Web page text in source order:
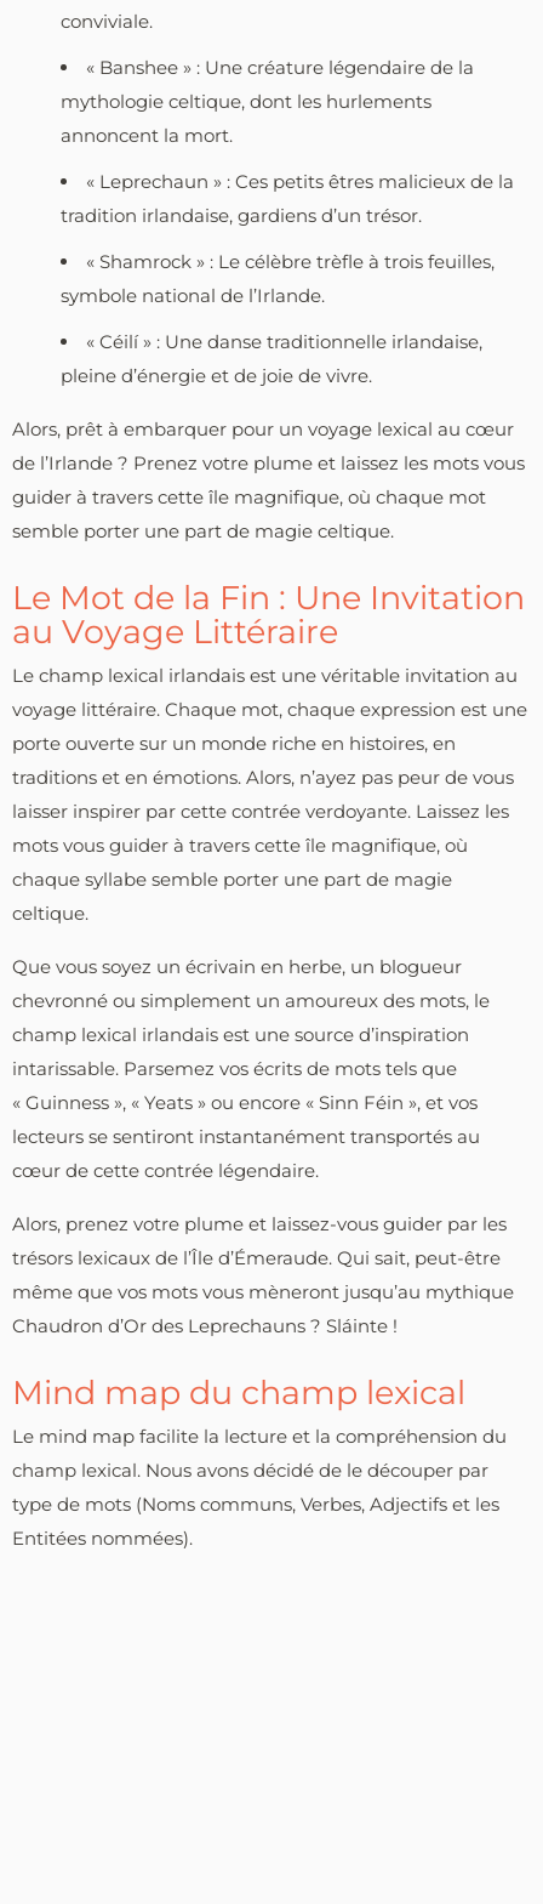
conviviale.
« Banshee » : Une créature légendaire de la
mythologie celtique, dont les hurlements
annoncent la mort.
« Leprechaun » : Ces petits êtres malicieux de la
tradition irlandaise, gardiens d’un trésor.
« Shamrock » : Le célèbre trèfle à trois feuilles,
symbole national de l’Irlande.
« Céilí » : Une danse traditionnelle irlandaise,
pleine d’énergie et de joie de vivre.
Alors, prêt à embarquer pour un voyage lexical au cœur
de l’Irlande ? Prenez votre plume et laissez les mots vous
guider à travers cette île magnifique, où chaque mot
semble porter une part de magie celtique.
Le Mot de la Fin : Une Invitation
au Voyage Littéraire
Le champ lexical irlandais est une véritable invitation au
voyage littéraire. Chaque mot, chaque expression est une
porte ouverte sur un monde riche en histoires, en
traditions et en émotions. Alors, n’ayez pas peur de vous
laisser inspirer par cette contrée verdoyante. Laissez les
mots vous guider à travers cette île magnifique, où
chaque syllabe semble porter une part de magie
celtique.
Que vous soyez un écrivain en herbe, un blogueur
chevronné ou simplement un amoureux des mots, le
champ lexical irlandais est une source d’inspiration
intarissable. Parsemez vos écrits de mots tels que
« Guinness », « Yeats » ou encore « Sinn Féin », et vos
lecteurs se sentiront instantanément transportés au
cœur de cette contrée légendaire.
Alors, prenez votre plume et laissez-vous guider par les
trésors lexicaux de l’Île d’Émeraude. Qui sait, peut-être
même que vos mots vous mèneront jusqu’au mythique
Chaudron d’Or des Leprechauns ? Sláinte !
Mind map du champ lexical
Le mind map facilite la lecture et la compréhension du
champ lexical. Nous avons décidé de le découper par
type de mots (Noms communs, Verbes, Adjectifs et les
Entitées nommées).